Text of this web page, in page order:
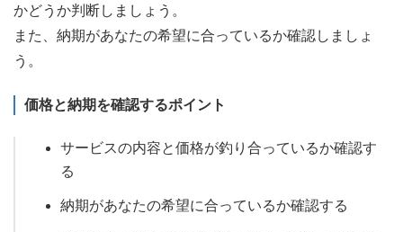
かどうか判断しましょう。
また、納期があなたの希望に合っているか確認しましょ
う。
価格と納期を確認するポイント
サービスの内容と価格が釣り合っているか確認す
る
納期があなたの希望に合っているか確認する